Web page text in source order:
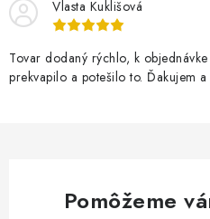
Vlasta Kuklišová
Tovar dodaný rýchlo, k
prekvapilo a potešilo to. Ďakujem
Pomôžeme